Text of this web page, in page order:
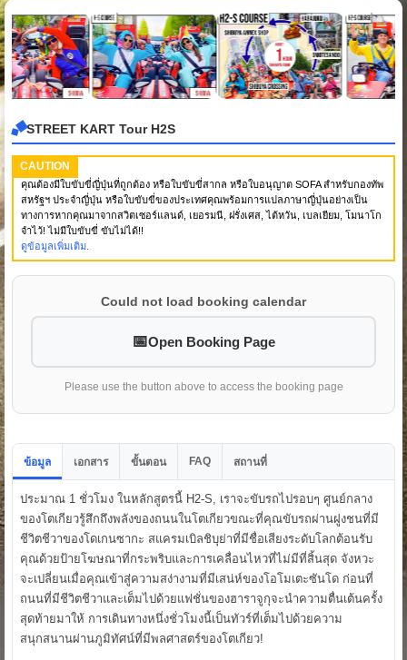
STREET KART Tour H2S
CAUTION
คุณต้องมีใบขับขี่ญี่ปุ่นที่ถูกต้อง หรือใบขับขี่สากล หรือใบอนุญาต SOFA สำหรับกองทัพ
สหรัฐฯ ประจำญี่ปุ่น หรือใบขับขี่ของประเทศคุณพร้อมการแปลภาษาญี่ปุ่นอย่างเป็น
ทางการหากคุณมาจากสวิตเซอร์แลนด์, เยอรมนี, ฝรั่งเศส, ไต้หวัน, เบลเยียม, โมนาโก
จำไว้! ไม่มีใบขับขี่ ขับไม่ได้!!
ดูข้อมูลเพิ่มเติม.
Could not load booking calendar
Open Booking Page
Please use the button above to access the booking page
ข้อมูล เอกสาร ขั้นตอน FAQ สถานที่
ประมาณ 1 ชั่วโมง ในหลักสูตรนี้ H2-S, เราจะขับรถไปรอบๆ ศูนย์กลาง
ของโตเกียวรู้สึกถึงพลังของถนนในโตเกียวขณะที่คุณขับรถผ่านฝูงชนที่มี
ชีวิตชีวาของโดเกนซากะ สแครมเบิลชิบุย่าที่มีชื่อเสียงระดับโลกต้อนรับ
คุณด้วยป้ายโฆษณาที่กระพริบและการเคลื่อนไหวที่ไม่มีที่สิ้นสุด จังหวะ
จะเปลี่ยนเมื่อคุณเข้าสู่ความสง่างามที่มีเสน่ห์ของโอโมเตะซันโด ก่อนที่
ถนนที่มีชีวิตชีวาและเต็มไปด้วยแฟชั่นของฮาราจูกุจะนำความตื่นเต้นครั้ง
สุดท้ายมาให้ การเดินทางหนึ่งชั่วโมงนี้เป็นทัวร์ที่เต็มไปด้วยความ
สนุกสนานผ่านภูมิทัศน์ที่มีพลศาสตร์ของโตเกียว!